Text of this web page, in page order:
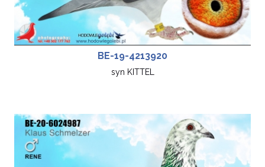
BE-19-4213920
syn KITTEL